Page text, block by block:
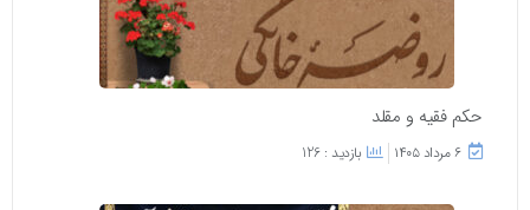
حکم فقیه و مقلد
۶ مرداد ۱۴۰۵ بازدید : 126